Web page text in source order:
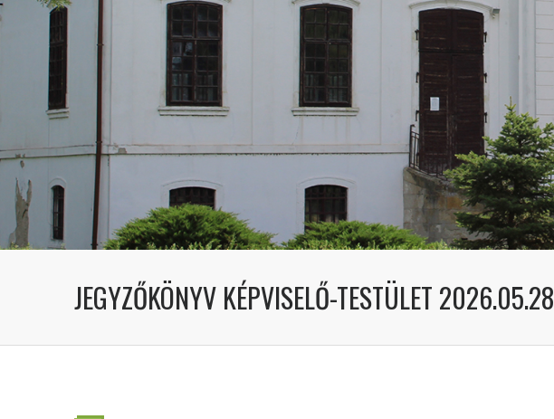
JEGYZŐKÖNYV KÉPVISELŐ-TESTÜLET 2026.05.28